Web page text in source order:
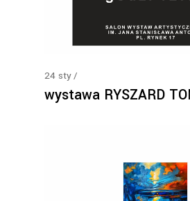
24 sty
wystawa RYSZARD